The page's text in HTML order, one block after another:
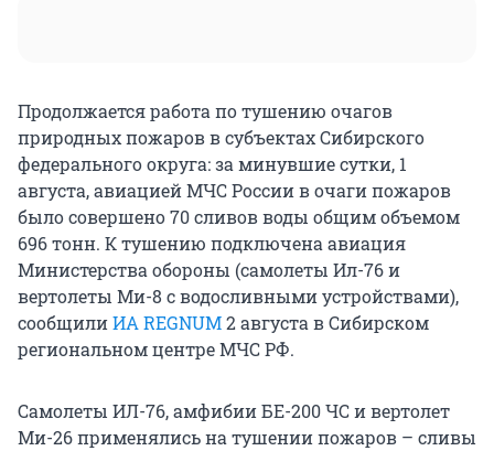
Продолжается работа по тушению очагов
природных пожаров в субъектах Сибирского
федерального округа: за минувшие сутки, 1
августа, авиацией МЧС России в очаги пожаров
было совершено 70 сливов воды общим объемом
696 тонн. К тушению подключена авиация
Министерства обороны (самолеты Ил-76 и
вертолеты Ми-8 с водосливными устройствами),
сообщилиИА REGNUM2 августа в Сибирском
региональном центре МЧС РФ.
Самолеты ИЛ-76, амфибии БЕ-200 ЧС и вертолет
Ми-26 применялись на тушении пожаров – сливы